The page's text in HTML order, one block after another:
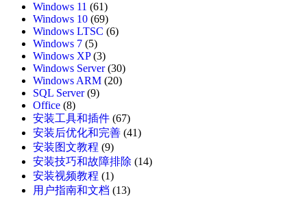
Windows 11 (61)
Windows 10 (69)
Windows LTSC (6)
Windows 7 (5)
Windows XP(3)
Windows Server(30)
Windows ARM (20)
SQL Server(9)
Office (8)
安装工具和插件 (67)
安装后优化和完善 (41)
安装图文教程 (9)
安装技巧和故障排除 (14)
安装视频教程 (1)
用户指南和文档 (13)